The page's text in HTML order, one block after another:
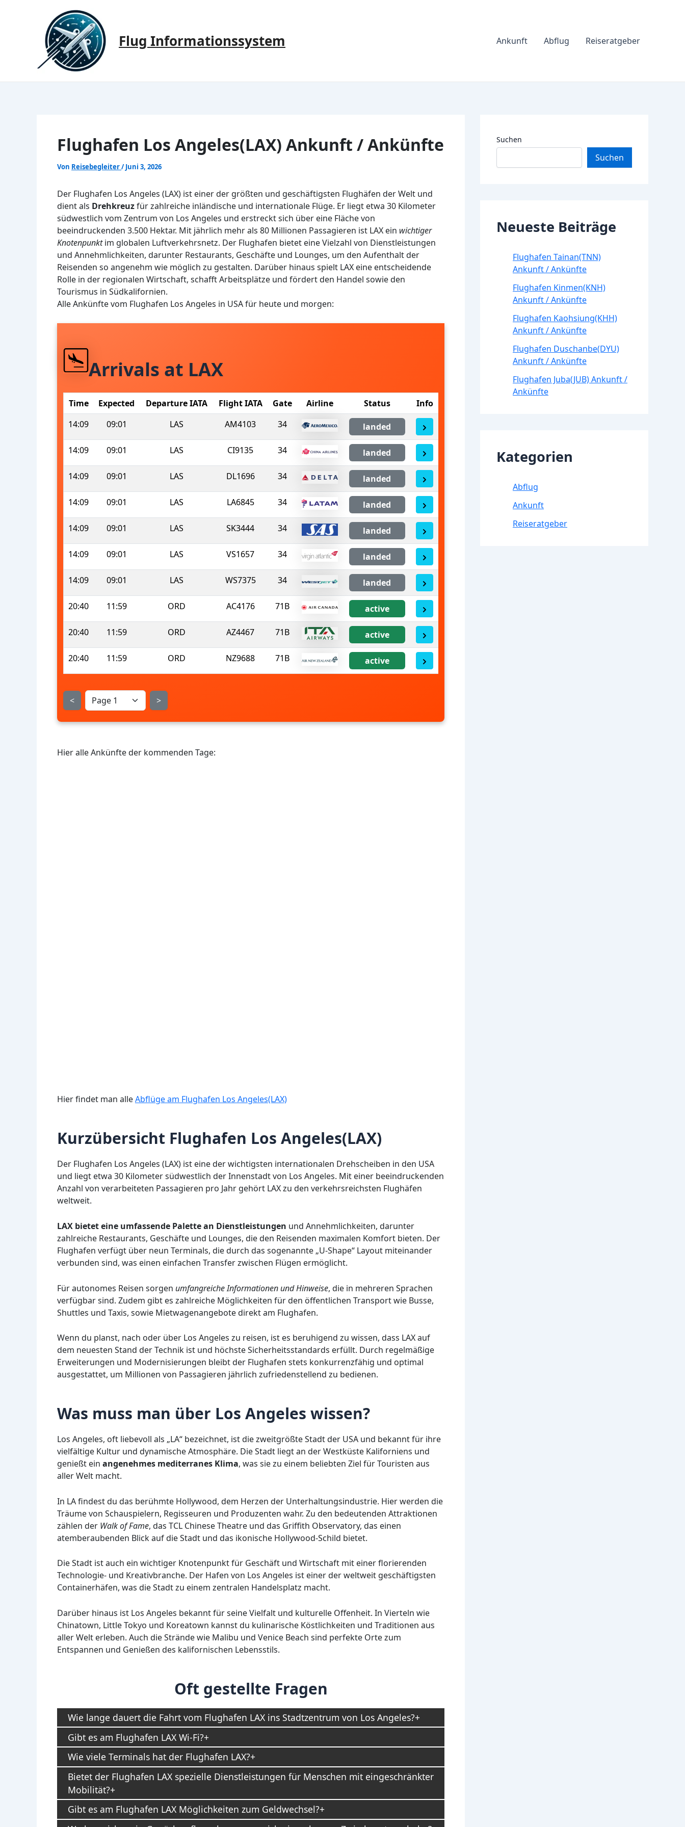
Flug Informationssystem Ankunft Abflug Reiseratgeber
Flughafen Los Angeles(LAX) Ankunft / Ankünfte
Von Reisebegleiter/Juni 3, 2026
Der Flughafen Los Angeles (LAX) ist einer der größten und geschäftigsten Flughäfen der Welt und
dient als Drehkreuzfür zahlreiche inländische und internationale Flüge. Er liegt etwa 30 Kilometer
südwestlich vom Zentrum von Los Angeles und erstreckt sich über eine Fläche von
beeindruckenden 3.500 Hektar. Mit jährlich mehr als 80 Millionen Passagieren ist LAX ein wichtiger
Knotenpunktim globalen Luftverkehrsnetz. Der Flughafen bietet eine Vielzahl von Dienstleistungen
und Annehmlichkeiten, darunter Restaurants, Geschäfte und Lounges, um den Aufenthalt der
Reisenden so angenehm wie möglich zu gestalten. Darüber hinaus spielt LAX eine entscheidende
Rolle in der regionalen Wirtschaft, schafft Arbeitsplätze und fördert den Handel sowie den
Tourismus in Südkalifornien.
Alle Ankünfte vom Flughafen Los Angeles in USA für heute und morgen:
Arrivals at LAX
Time Expected Departure IATA Flight IATA Gate Airline Status
Info
14:09
09:01 LAS AM4103 34 landed
14:09 09:01 LAS CI9135 34 landed
14:09 09:01 LAS DL1696 34 landed
14:09 09:01 LAS LA6845 34 landed
14:09 09:01 LAS SK3444 34 landed
14:09 09:01 LAS VS1657 34 landed
14:09 09:01 LAS WS7375 34 landed
20:40 11:59 ORD AC4176 71B active
20:40 11:59 ORD AZ4467 71B active
20:40 11:59 ORD NZ9688 71B active
< >
Hier alle Ankünfte der kommenden Tage:
Hier findet man alleAbflüge am Flughafen Los Angeles(LAX)
Kurzübersicht Flughafen Los Angeles(LAX)
Der Flughafen Los Angeles (LAX) ist eine der wichtigsten internationalen Drehscheiben in den USA
und liegt etwa 30 Kilometer südwestlich der Innenstadt von Los Angeles. Mit einer beeindruckenden
Anzahl von verarbeiteten Passagieren pro Jahr gehört LAX zu den verkehrsreichsten Flughäfen
weltweit.
LAX bietet eine umfassende Palette an Dienstleistungen und Annehmlichkeiten, darunter
zahlreiche Restaurants, Geschäfte und Lounges, die den Reisenden maximalen Komfort bieten. Der
Flughafen verfügt über neun Terminals, die durch das sogenannte „U-Shape“ Layout miteinander
verbunden sind, was einen einfachen Transfer zwischen Flügen ermöglicht.
Für autonomes Reisen sorgen umfangreiche Informationen und Hinweise, die in mehreren Sprachen
verfügbar sind. Zudem gibt es zahlreiche Möglichkeiten für den öffentlichen Transport wie Busse,
Shuttles und Taxis, sowie Mietwagenangebote direkt am Flughafen.
Wenn du planst, nach oder über Los Angeles zu reisen, ist es beruhigend zu wissen, dass LAX auf
dem neuesten Stand der Technik ist und höchste Sicherheitsstandards erfüllt. Durch regelmäßige
Erweiterungen und Modernisierungen bleibt der Flughafen stets konkurrenzfähig und optimal
ausgestattet, um Millionen von Passagieren jährlich zufriedenstellend zu bedienen.
Was muss man über Los Angeles wissen?
Los Angeles, oft liebevoll als „LA“ bezeichnet, ist die zweitgrößte Stadt der USA und bekannt für ihre
vielfältige Kultur und dynamische Atmosphäre. Die Stadt liegt an der Westküste Kaliforniens und
genießt ein angenehmes mediterranes Klima, was sie zu einem beliebten Ziel für Touristen aus
aller Welt macht.
In LA findest du das berühmte Hollywood, dem Herzen der Unterhaltungsindustrie. Hier werden die
Träume von Schauspielern, Regisseuren und Produzenten wahr. Zu den bedeutenden Attraktionen
zählen der Walk of Fame, das TCL Chinese Theatre und das Griffith Observatory, das einen
atemberaubenden Blick auf die Stadt und das ikonische Hollywood-Schild bietet.
Die Stadt ist auch ein wichtiger Knotenpunkt für Geschäft und Wirtschaft mit einer florierenden
Technologie- und Kreativbranche. Der Hafen von Los Angeles ist einer der weltweit geschäftigsten
Containerhäfen, was die Stadt zu einem zentralen Handelsplatz macht.
Darüber hinaus ist Los Angeles bekannt für seine Vielfalt und kulturelle Offenheit. In Vierteln wie
Chinatown, Little Tokyo und Koreatown kannst du kulinarische Köstlichkeiten und Traditionen aus
aller Welt erleben. Auch die Strände wie Malibu und Venice Beach sind perfekte Orte zum
Entspannen und Genießen des kalifornischen Lebensstils.
Oft gestellte Fragen
Wie lange dauert die Fahrt vom Flughafen LAX ins Stadtzentrum von Los Angeles?
Gibt es am Flughafen LAX Wi-Fi?
Wie viele Terminals hat der Flughafen LAX?
Bietet der Flughafen LAX spezielle Dienstleistungen für Menschen mit eingeschränkter
Mobilität?
Gibt es am Flughafen LAX Möglichkeiten zum Geldwechsel?
Suchen
Suchen
Neueste Beiträge
Flughafen Tainan(TNN)
Ankunft / Ankünfte
Flughafen Kinmen(KNH)
Ankunft / Ankünfte
Flughafen Kaohsiung(KHH)
Ankunft / Ankünfte
Flughafen Duschanbe(DYU)
Ankunft / Ankünfte
Flughafen Juba(JUB) Ankunft /
Ankünfte
Kategorien
Abflug
Ankunft
Reiseratgeber